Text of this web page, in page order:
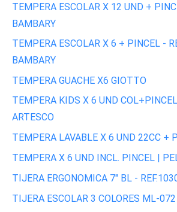
TEMPERA ESCOLAR X 12 UND +
BAMBARY
TEMPERA ESCOLAR X 6 + PINCEL -
BAMBARY
TEMPERA GUACHE X6 GIOTTO
TEMPERA KIDS X 6 UND
ARTESCO
TEMPERA LAVABLE X 6 UND 22CC +
TEMPERA X 6 UND INCL. PINCEL |
TIJERA ERGONOMICA 7" BL -
TIJERA ESCOLAR 3 COLORES ML-